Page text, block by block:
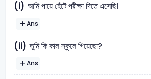
(i) আমি পায়ে হেঁটে পরীক্ষা দিতে এসেছি।
Ans
(ii) তুমি কি কাল স্কুলে গিয়েছো?
Ans